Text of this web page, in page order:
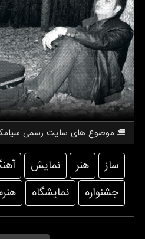
موضوع های سایت رسمی
ساز هنر نمایش
جشنواره
نمایشگاه